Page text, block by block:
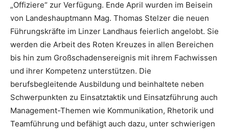
„Offiziere“ zur Verfügung. Ende April wurden im Beisein
von Landeshauptmann Mag. Thomas Stelzer die neuen
Führungskräfte im Linzer Landhaus feierlich angelobt. Sie
werden die Arbeit des Roten Kreuzes in allen Bereichen
bis hin zum Großschadensereignis mit ihrem Fachwissen
und ihrer Kompetenz unterstützen. Die
berufsbegleitende Ausbildung und beinhaltete neben
Schwerpunkten zu Einsatztaktik und Einsatzführung auch
Management-Themen wie Kommunikation, Rhetorik und
Teamführung und befähigt auch dazu, unter schwierigen